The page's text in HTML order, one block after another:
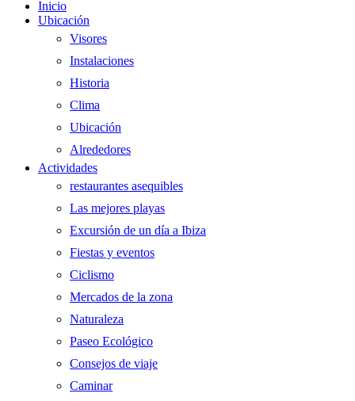
Cerrar Inicio
Ubicación
Visores
Instalaciones
Historia
Clima
Ubicación
Alrededores
Actividades
restaurantes asequibles
Las mejores playas
Excursión de un día a Ibiza
Fiestas y eventos
Ciclismo
Mercados de la zona
Naturaleza
Paseo Ecológico
Consejos de viaje
Caminar